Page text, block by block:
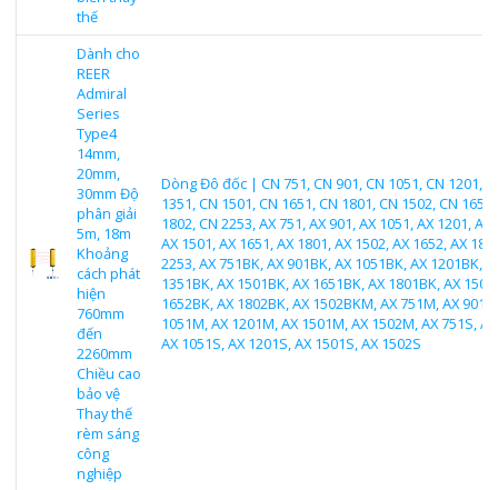
thế
Dành cho
REER
Admiral
Series
Type4
14mm,
20mm,
30mm Độ
phân giải
5m, 18m
Khoảng
cách phát
hiện
760mm
đến
2260mm
Chiều cao
bảo vệ
Thay thế
rèm sáng
công
nghiệp
Dòng Đô đốc | CN 751, CN 901, CN 1051, CN 1201,
1351, CN 1501, CN 1651, CN 1801, CN 1502, CN
1802, CN 2253, AX 751, AX 901, AX 1051, AX 1201, AX
AX 1501, AX 1651, AX 1801, AX 1502, AX 1652, AX
2253, AX 751BK, AX 901BK, AX 1051BK, AX 1201BK,
1351BK, AX 1501BK, AX 1651BK, AX 1801BK, AX
1652BK, AX 1802BK, AX 1502BKM, AX 751M, AX
1051M, AX 1201M, AX 1501M, AX 1502M, AX 751S,
AX 1051S, AX 1201S, AX 1501S, AX 1502S